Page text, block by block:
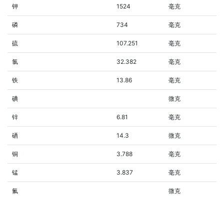
钾 1524 毫克
磷 734 毫克
硫 107.251 毫克
氯 32.382 毫克
铁 13.86 毫克
碘 微克
锌 6.81 毫克
硒 14.3 微克
铜 3.788 毫克
锰 3.837 毫克
氟 微克